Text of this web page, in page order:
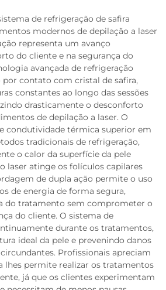
de refrigeração de safira
modernos de depilação a laser
representa um avanço
do cliente e na segurança do
avançada de refrigeração
contato com cristal de safira,
constantes ao longo das sessões
drasticamente o desconforto
de depilação a laser. O
condutividade térmica superior em
tradicionais de refrigeração,
o calor da superfície da pele
laser atinge os folículos capilares
de dupla ação permite o uso
de energia de forma segura,
do tratamento sem comprometer o
do cliente. O sistema de
durante os tratamentos,
ideal da pele e prevenindo danos
Profissionais apreciam
lhes permite realizar os tratamentos
já que os clientes experimentam